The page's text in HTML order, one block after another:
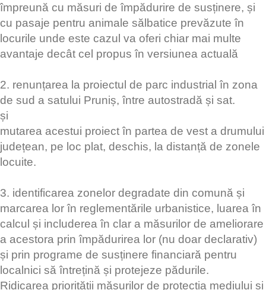
împreună cu măsuri de împădurire de susținere, și
cu pasaje pentru animale sălbatice prevăzute în
locurile unde este cazul va oferi chiar mai multe
avantaje decât cel propus în versiunea actuală
2. renunțarea la proiectul de parc industrial în zona
de sud a satului Pruniș, între autostradă și sat.
și
mutarea acestui proiect în partea de vest a drumului
județean, pe loc plat, deschis, la distanță de zonele
locuite.
3. identificarea zonelor degradate din comună și
marcarea lor în reglementările urbanistice, luarea în
calcul și includerea în clar a măsurilor de ameliorare
a acestora prin împădurirea lor (nu doar declarativ)
și prin programe de susținere financiară pentru
localnici să întrețină și protejeze pădurile.
Ridicarea priorității măsurilor de protecția mediului și